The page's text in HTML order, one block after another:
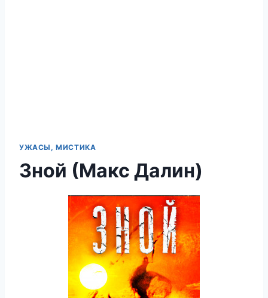
УЖАСЫ, МИСТИКА
Зной (Макс Далин)